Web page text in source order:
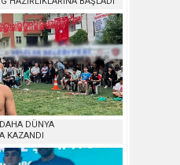
DÜNYA
KAZANDI